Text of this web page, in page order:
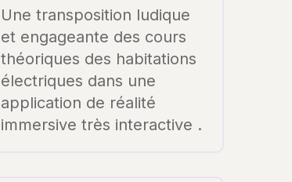
Une transposition ludique
et engageante des cours
théoriques des habitations
électriques dans une
application de réalité
immersive très interactive .